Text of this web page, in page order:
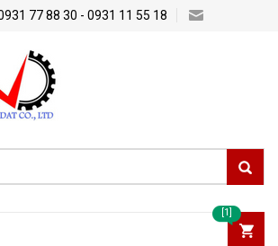
77 88 30 - 0931 11 55 18
[1]